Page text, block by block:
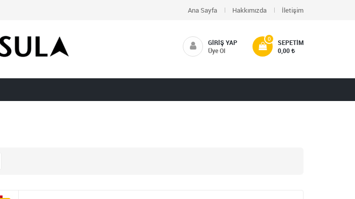
Ana Sayfa Hakkımızda İletişim
SEPETIM
0
0,00
GIRIŞ YAP
Üye Ol